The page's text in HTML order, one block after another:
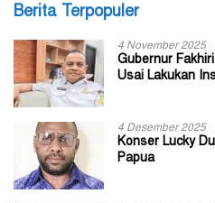
Berita Terpopuler
4 November 2025
Gubernur
Usai Lakukan
4 Desember 2025
Konser Lucky
Papua